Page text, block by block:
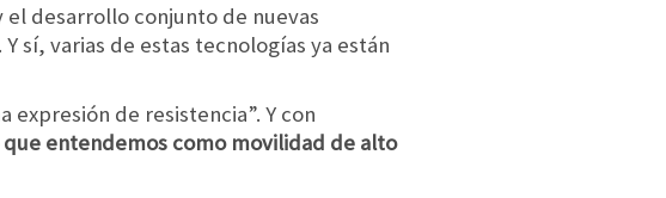
desarrollo conjunto de nuevas
Y sí, varias de estas tecnologías ya están
expresión de resistencia”. Y con
entendemos como movilidad de alto